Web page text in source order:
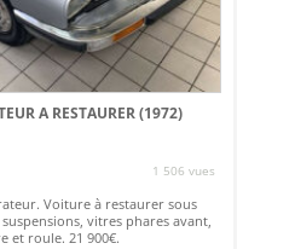
A RESTAURER (1972)
1 506 vues
Voiture à restaurer sous
vitres phares avant,
et roule. 21 900€.